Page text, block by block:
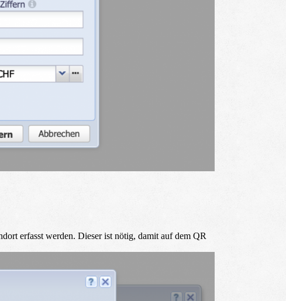
erfasst werden. Dieser ist nötig, damit auf dem QR